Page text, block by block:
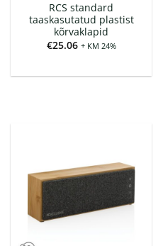
RCS standard
taaskasutatud plastist
kõrvaklapid
€25.06 + KM 24%